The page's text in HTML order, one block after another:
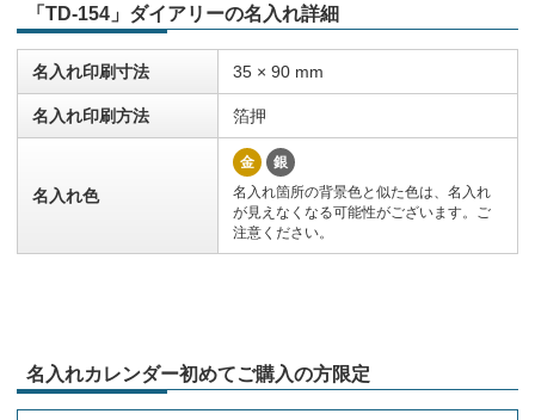
「TD-154」ダイアリーの名入れ詳細
名入れ印刷寸法 35 × 90 mm
名入れ印刷方法 箔押
名入れ色
金
銀
名入れ箇所の背景色と似た色は、名入れ
が見えなくなる可能性がございます。ご
注意ください。
名入れカレンダー初めてご購入の方限定